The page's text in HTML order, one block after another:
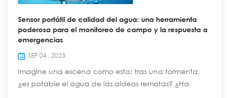
Sensor portátil de calidad del agua: una herramienta
poderosa para el monitoreo de campo y la respuesta a
emergencias
SEP 04 , 2025
Imagine una escena como esta: tras una tormenta,
¿es potable el agua de las aldeas remotas? ¿Ha